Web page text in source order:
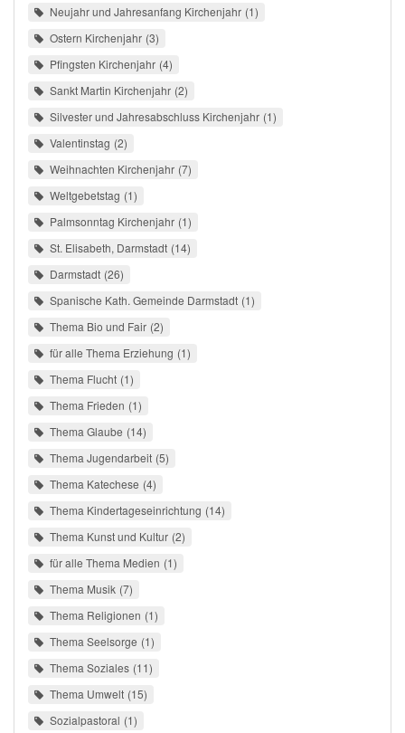
Neujahr und Jahresanfang Kirchenjahr 1
Ostern Kirchenjahr 3
Pfingsten Kirchenjahr 4
Sankt Martin Kirchenjahr 2
Silvester und Jahresabschluss Kirchenjahr 1
Valentinstag 2
Weihnachten Kirchenjahr 7
Weltgebetstag 1
Palmsonntag Kirchenjahr 1
St. Elisabeth, Darmstadt 14
Darmstadt 26
Spanische Kath. Gemeinde Darmstadt 1
Thema Bio und Fair 2
für alle Thema Erziehung 1
Thema Flucht 1
Thema Frieden 1
Thema Glaube 14
Thema Jugendarbeit 5
Thema Katechese 4
Thema Kindertageseinrichtung 14
Thema Kunst und Kultur 2
für alle Thema Medien 1
Thema Musik 7
Thema Religionen 1
Thema Seelsorge 1
Thema Soziales 11
Thema Umwelt 15
Sozialpastoral 1